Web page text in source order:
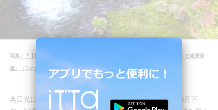
写真：「【日光】圧巻！奥日光で最も早く紅葉が楽しめるスポット『竜頭ノ滝』と絶景茶
屋」（ライター：ちゃんちか）より
奥日光にある「竜頭ノ滝（りゅうずのたき）」は、例年9月下